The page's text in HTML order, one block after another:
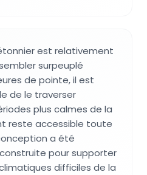
est relativement
surpeuplé
de pointe, il est
de le traverser
plus calmes de la
reste accessible toute
a été
pour supporter
difficiles de la